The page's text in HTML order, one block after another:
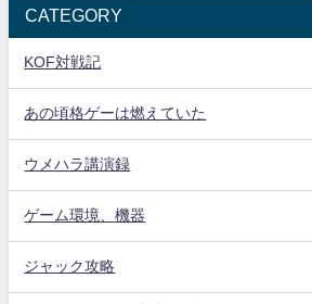
CATEGORY
KOF対戦記
あの頃格ゲーは燃えていた
ウメハラ講演録
ゲーム環境、機器
ジャック攻略